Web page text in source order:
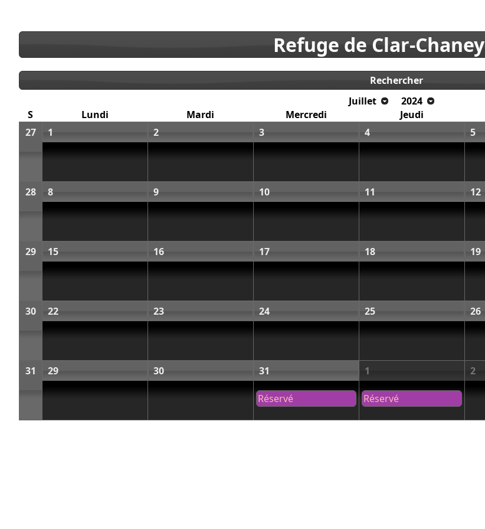
Refuge de Clar-Chaney
Rechercher
Juillet
2024
S
Lundi Mardi Mercredi Jeudi
27
1 2 3 4 5
28 8 9 10 11 12
29 15 16 17 18 19
30 22 23 24 25 26
31 29 30 31
Réservé
1
Réservé
2